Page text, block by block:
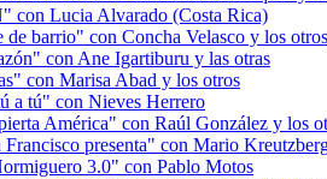
con Lucia Alvarado (Costa Rica)
de barrio" con Concha Velasco y los otros
con Ane Igartiburu y las otras
con Marisa Abad y los otros
a tú" con Nieves Herrero
América" con Raúl González y los
presenta" con Mario
3.0" con Pablo Motos